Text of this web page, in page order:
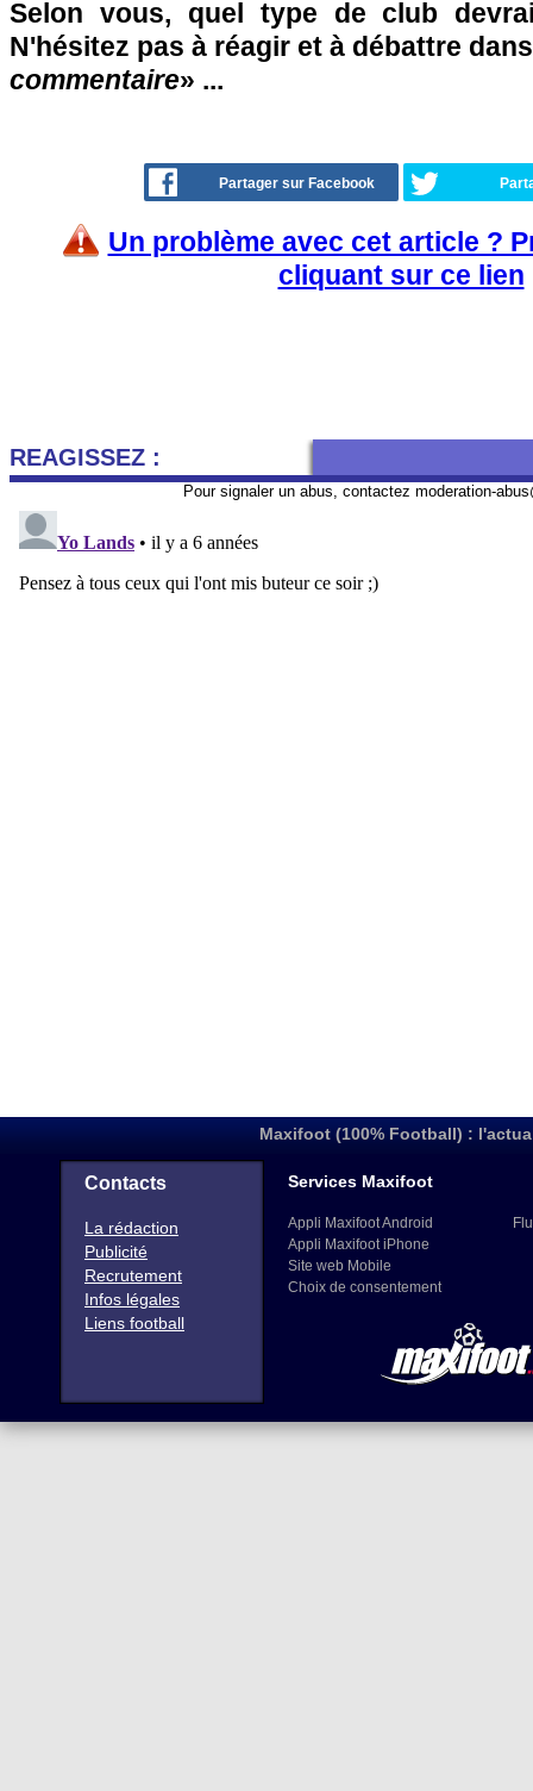
Selon vous, quel type de club
N'hésitez pas à réagir et à débattre
commentaire» ...
Partager sur Facebook
Un problème avec cet article ?
cliquant sur ce lien
REAGISSEZ :
Pour signaler un abus, contactez moderation-
Maxifoot (100% Football) :
Contacts
La rédaction
Publicité
Recrutement
Infos légales
Liens football
Services Maxifoot
Appli Maxifoot Android
Appli Maxifoot iPhone
Site web Mobile
Choix de consentement